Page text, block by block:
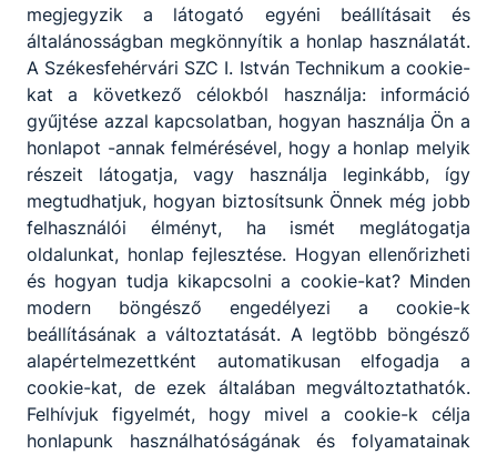
megjegyzik a látogató egyéni beállításait és
általánosságban megkönnyítik a honlap használatát.
A Székesfehérvári SZC I. István Technikum a cookie-
kat a következő célokból használja: információ
gyűjtése azzal kapcsolatban, hogyan használja Ön a
honlapot -annak felmérésével, hogy a honlap melyik
részeit látogatja, vagy használja leginkább, így
megtudhatjuk, hogyan biztosítsunk Önnek még jobb
felhasználói élményt, ha ismét meglátogatja
oldalunkat, honlap fejlesztése. Hogyan ellenőrizheti
és hogyan tudja kikapcsolni a cookie-kat? Minden
modern böngésző engedélyezi a cookie-k
beállításának a változtatását. A legtöbb böngésző
alapértelmezettként automatikusan elfogadja a
cookie-kat, de ezek általában megváltoztathatók.
Felhívjuk figyelmét, hogy mivel a cookie-k célja
honlapunk használhatóságának és folyamatainak